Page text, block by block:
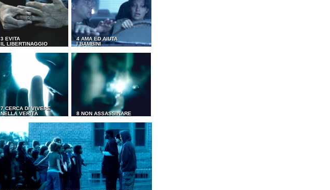
3 EVITA
IL LIBERTINAGGIO
4 AMA ED AIUTA
I BAMBINI
7 CERCA DI VIVERE
NELLA VERITÀ
8 NON ASSASSINARE